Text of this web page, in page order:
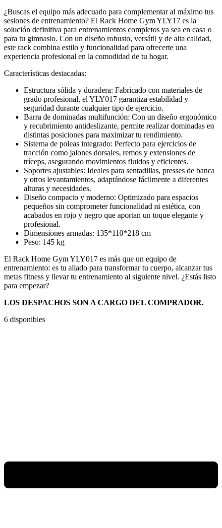
$389.990.$329.990.
¿Buscas el equipo más adecuado para complementar al máximo tus
sesiones de entrenamiento? El Rack Home Gym YLY17 es la
solución definitiva para entrenamientos completos ya sea en casa o
para tu gimnasio. Con un diseño robusto, versátil y de alta calidad,
este rack combina estilo y funcionalidad para ofrecerte una
experiencia profesional en la comodidad de tu hogar.
Características destacadas:
Estructura sólida y duradera: Fabricado con materiales de
grado profesional, el YLY017 garantiza estabilidad y
seguridad durante cualquier tipo de ejercicio.
Barra de dominadas multifunción: Con un diseño ergonómico
y recubrimiento antideslizante, permite realizar dominadas en
distintas posiciones para maximizar tu rendimiento.
Sistema de poleas integrado: Perfecto para ejercicios de
tracción como jalones dorsales, remos y extensiones de
tríceps, asegurando movimientos fluidos y eficientes.
Soportes ajustables: Ideales para sentadillas, presses de banca
y otros levantamientos, adaptándose fácilmente a diferentes
alturas y necesidades.
Diseño compacto y moderno: Optimizado para espacios
pequeños sin comprometer funcionalidad ni estética, con
acabados en rojo y negro que aportan un toque elegante y
profesional.
Dimensiones armadas: 135*110*218 cm
Peso: 145 kg
El Rack Home Gym YLY017 es más que un equipo de
entrenamiento: es tu aliado para transformar tu cuerpo, alcanzar tus
metas fitness y llevar tu entrenamiento al siguiente nivel. ¿Estás listo
para empezar?
LOS DESPACHOS SON A CARGO DEL COMPRADOR.
6 disponibles